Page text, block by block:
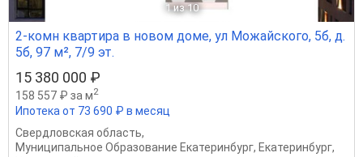
1 из 10
2-комн квартира в новом доме, ул Можайского, 5б, д.
5б, 97 м², 7/9 эт.
15 380 000 ₽
158 557 ₽ за м2
Ипотека от 73 690 ₽ в месяц
Свердловская область,
Муниципальное Образование Екатеринбург, Екатеринбург,